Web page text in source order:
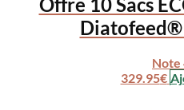
Offre 10 Sacs
Note
329.95€